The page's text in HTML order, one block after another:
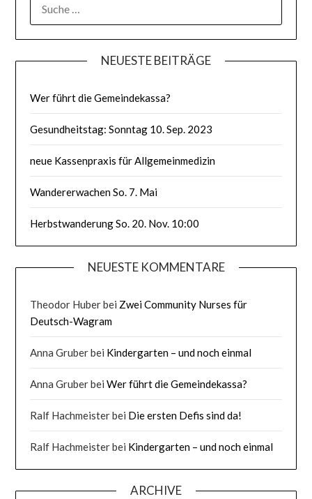
NACH:
NEUESTE BEITRÄGE
Wer führt die Gemeindekassa?
Gesundheitstag: Sonntag 10. Sep. 2023
neue Kassenpraxis für Allgemeinmedizin
Wandererwachen So. 7. Mai
Herbstwanderung So. 20. Nov. 10:00
NEUESTE KOMMENTARE
Theodor Huberbei Zwei Community Nurses für
Deutsch-Wagram
Anna Gruberbei Kindergarten – und noch einmal
Anna GruberbeiWer führt die Gemeindekassa?
Ralf Hachmeisterbei Die ersten Defis sind da!
Ralf Hachmeisterbei Kindergarten – und noch einmal
ARCHIVE